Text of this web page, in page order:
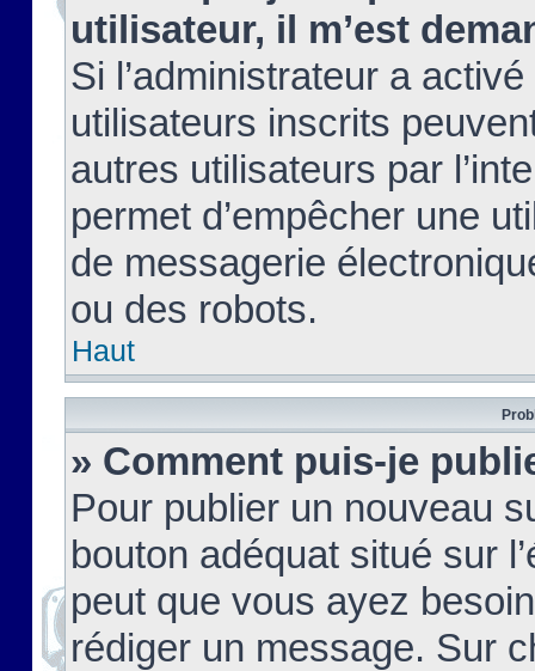
utilisateur, il m’est
Si l’administrateur a
utilisateurs inscrits
autres utilisateurs par
permet d’empêcher une
de messagerie
ou des robots.
Haut
» Comment puis-je
Pour publier un nouveau
bouton adéquat situé sur
peut que vous ayez
rédiger un message. Sur